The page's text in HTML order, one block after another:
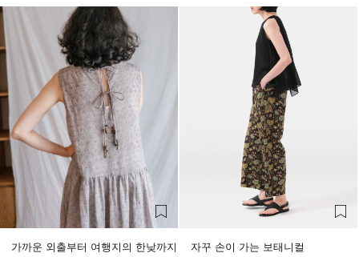
가까운 외출부터 여행지의 한낮까지
자꾸 손이 가는 보태니컬